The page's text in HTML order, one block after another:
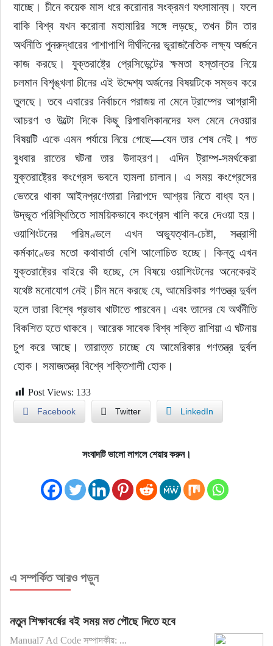
ইউরোপ
জাতীয়
সময়ের প্রলাপ
যাচ্ছে। চীনে কয়েক মাস ধরে করোনার সংক্রমণ যৎসামান্য। ফলে
বাকি বিশ্ব যখন করোনা মহামারির সঙ্গে লড়ছে, তখন চীন তার
অর্থনীতি পুনরুদ্ধারের পাশাপাশি দীর্ঘদিনের ভূরাজনৈতিক লক্ষ্য অর্জনে
কাজ করছে। যুক্তরাষ্ট্রে প্রেসিডেন্টের ক্ষমতা হস্তান্তর নিয়ে
চলমান বিশৃঙ্খলা চীনের এই উদ্দেশ্য অর্জনের বিষয়টিকে সম্ভব করে
তুলছে। তবে এবারের নির্বাচনে পরাজয় না মেনে ট্রাম্পের আগ্রাসী
আচরণ ও উল্টো দিকে কিছু রিপাবলিকানদের ফল মেনে নেওয়ার
বিষয়টি একে এমন পর্যায়ে নিয়ে গেছে—যেন তার শেষ নেই। গত
বুধবার রাতের ঘটনা তার উদাহরণ। এদিন ট্রাম্প-সমর্থকেরা
যুক্তরাষ্ট্রের কংগ্রেস ভবনে হামলা চালান। এ সময় কংগ্রেসের
ভেতরে থাকা আইনপ্রণেতারা নিরাপদে আশ্রয় নিতে বাধ্য হন।
উদ্ভূত পরিস্থিতিতে সাময়িকভাবে কংগ্রেস খালি করে দেওয়া হয়।
ওয়াশিংটনের পরিমণ্ডলে এখন অভ্যুত্থান-চেষ্টা, সন্ত্রাসী
কর্মকাণ্ডের মতো কথাবার্তা বেশি আলোচিত হচ্ছে। কিন্তু এখন
যুক্তরাষ্ট্রের বাইরে কী হচ্ছে, সে বিষয়ে ওয়াশিংটনের অনেকেরই
যথেষ্ট মনোযোগ নেই।চীন মনে করছে যে, আমেরিকার গণতন্ত্র দুর্বল
হলে তারা বিশ্বে প্রভাব খাটাতে পারবেন। এবং তাদের যে অর্থনীতি
বিকশিত হতে থাকবে। আরেক সাবেক বিশ্ব শক্তি রাশিয়া এ ঘটনায়
চুপ করে আছে। তারাত্ত চাচ্ছে যে আমেরিকার গণতন্ত্র দুর্বল
হোক। সমাজতন্ত্র বিশ্বে শক্তিশালী হোক।
Post Views: 133
Facebook Twitter LinkedIn
সংবাদটি ভালো লাগলে শেয়ার করুন।
এ সম্পর্কিত আরও পড়ুন
নতুন শিক্ষাবর্ষের বই সময় মত পৌছে দিতে হবে
Manual7 Ad Code সম্পাদকীয়: ...